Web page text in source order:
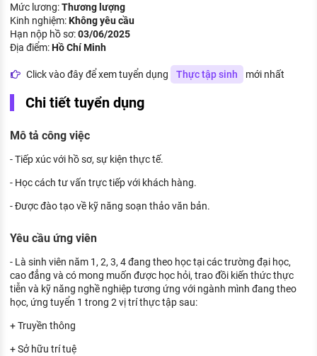
CÔNG TY
Nhà tuyển dụng hàng đầu
Mẫu CV đơn giản
Bảo hiểm và phúc lợi
Thuế thu nhập
Hồ sơ biểu mẫu
Chính sách lao động
KHÁM PHÁ NGHỀ NGHIỆP
Tử vi nghề nghiệp
Kỹ năng nghề nghiệp
HƯỚNG NGHIỆP VIỆC LÀM
Đặc trưng từng nghề
Xu hướng việc làm
XÂY DỰNG VÀ PHÁT TRIỂN ĐỘI NGŨ
NHÂN SỰ
Mức lương:Thương lượng
Kinh nghiệm:Không yêu cầu
Hạn nộp hồ sơ:03/06/2025
Địa điểm:Hồ Chí Minh
Click vào đây để xem tuyển dụng Thực tập sinh mới nhất
Chi tiết tuyển dụng
Mô tả công việc
- Tiếp xúc với hồ sơ, sự kiện thực tế.
- Học cách tư vấn trực tiếp với khách hàng.
- Được đào tạo về kỹ năng soạn thảo văn bản.
Yêu cầu ứng viên
- Là sinh viên năm 1, 2, 3, 4 đang theo học tại các trường đại học,
cao đẳng và có mong muốn được học hỏi, trao đồi kiến thức thực
tiễn và kỹ năng nghề nghiệp tương ứng với ngành mình đang theo
học, ứng tuyển 1 trong 2 vị trí thực tập sau:
+ Truyền thông
+ Sở hữu trí tuệ